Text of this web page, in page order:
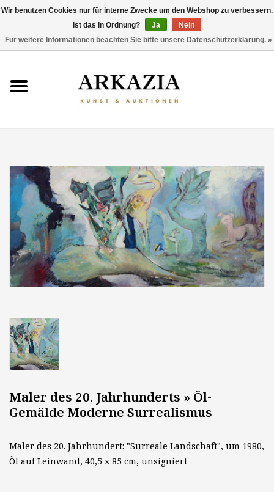
AKTUELLER KATALOG
THEMEN
ENTDECKEN
Maler des 20. Jahrhunderts » Öl-
Gemälde Moderne Surrealismus
Maler des 20. Jahrhundert: "Surreale Landschaft", um 1980,
Öl auf Leinwand, 40,5 x 85 cm, unsigniert
Wir benutzen Cookies nur für interne Zwecke um den Webshop zu verbessern.
Ist das in Ordnung?
Ja
Nein
Für weitere Informationen beachten Sie bitte unsere Datenschutzerklärung. »